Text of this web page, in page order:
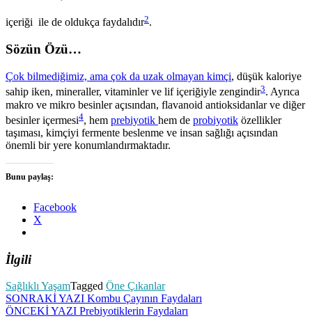
içeriği ile de oldukça faydalıdır2.
Sözün Özü…
Çok bilmediğimiz, ama çok da uzak olmayan kimçi, düşük kaloriye
sahip iken, mineraller, vitaminler ve lif içeriğiyle zengindir3. Ayrıca
makro ve mikro besinler açısından, flavanoid antioksidanlar ve diğer
besinler içermesi4, hem prebiyotik hem de probiyotik özellikler
taşıması, kimçiyi fermente beslenme ve insan sağlığı açısından
önemli bir yere konumlandırmaktadır.
Bunu paylaş:
Facebook
X
İlgili
Sağlıklı YaşamTagged Öne Çıkanlar
Yazı
gezinmesi
SONRAKİ YAZI Kombu Çayının Faydaları
ÖNCEKİ YAZI Prebiyotiklerin Faydaları